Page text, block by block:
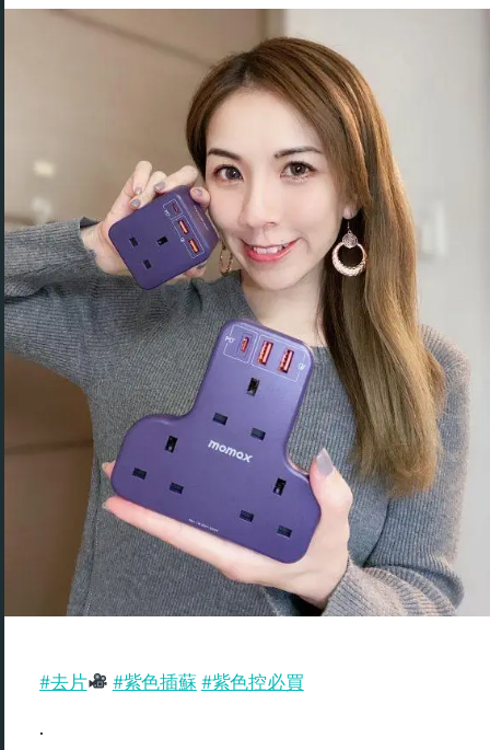
#去片 #紫色插蘇 #紫色控必買
.